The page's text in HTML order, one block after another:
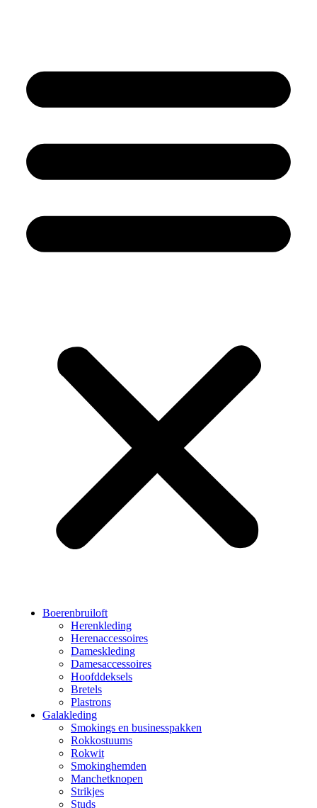
Boerenbruiloft
Herenkleding
Herenaccessoires
Dameskleding
Damesaccessoires
Hoofddeksels
Bretels
Plastrons
Galakleding
Smokings en businesspakken
Rokkostuums
Rokwit
Smokinghemden
Manchetknopen
Strikjes
Studs